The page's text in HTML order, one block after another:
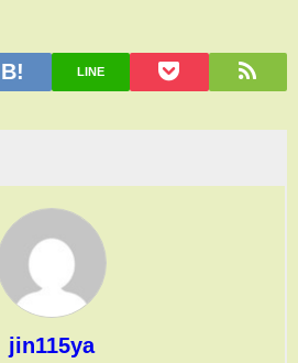
LINE
jin115ya